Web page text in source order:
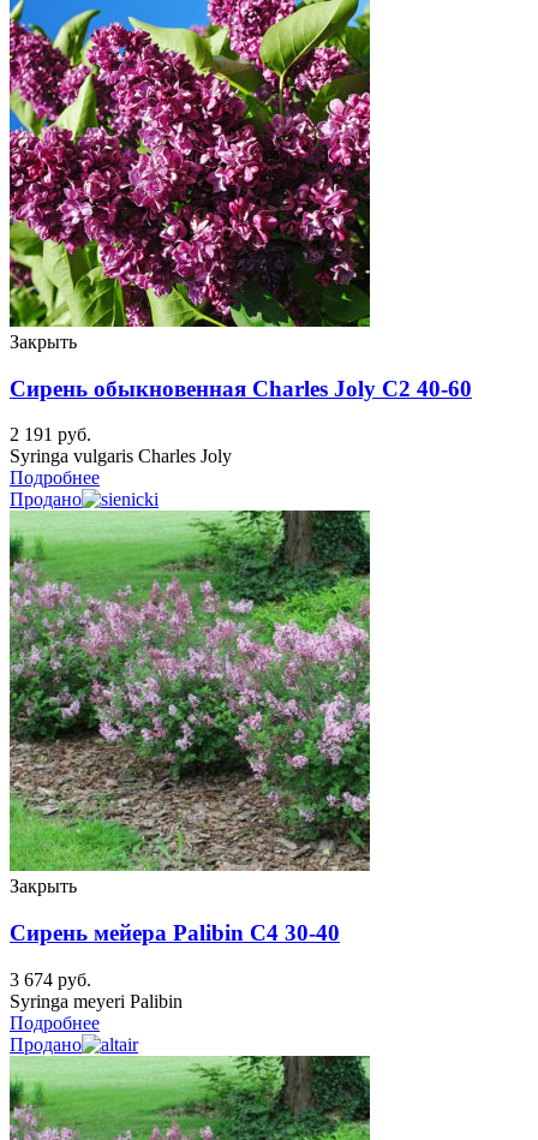
Закрыть
Сирень обыкновенная Charles Joly C2 40-60
2 191 руб.
Syringa vulgaris Charles Joly
Подробнее
Продано
Закрыть
Сирень мейера Palibin C4 30-40
3 674 руб.
Syringa meyeri Palibin
Подробнее
Продано